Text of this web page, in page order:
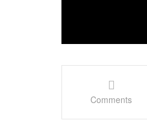
Comments